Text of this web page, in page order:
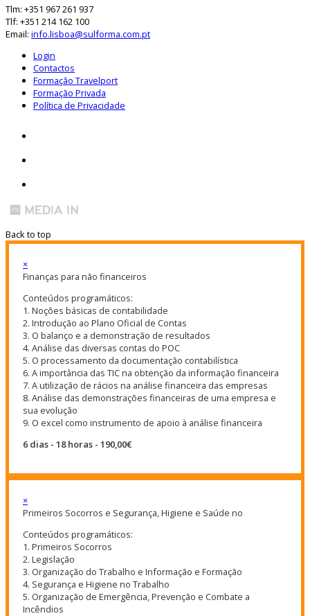
Tlm: +351 967 261 937
Tlf: +351 214 162 100
Email: info.lisboa@sulforma.com.pt
Login
Contactos
Formação Travelport
Formação Privada
Política de Privacidade
Back to top
×
Finanças para não financeiros
Conteúdos programáticos:
1. Noções básicas de contabilidade
2. Introdução ao Plano Oficial de Contas
3. O balanço e a demonstração de resultados
4. Análise das diversas contas do POC
5. O processamento da documentação contabilística
6. A importância das TIC na obtenção da informação financeira
7. A utilização de rácios na análise financeira das empresas
8. Análise das demonstrações financeiras de uma empresa e
sua evolução
9. O excel como instrumento de apoio à análise financeira
6 dias - 18 horas - 190,00€
×
Primeiros Socorros e Segurança, Higiene e Saúde no
Conteúdos programáticos:
1. Primeiros Socorros
2. Legislação
3. Organização do Trabalho e Informação e Formação
4. Segurança e Higiene no Trabalho
5. Organização de Emergência, Prevenção e Combate a
Incêndios